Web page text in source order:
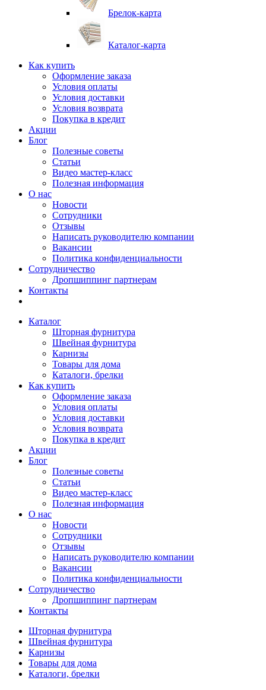
Брелок-карта
Каталог-карта
Как купить
Оформление заказа
Условия оплаты
Условия доставки
Условия возврата
Покупка в кредит
Акции
Блог
Полезные советы
Статьи
Видео мастер-класс
Полезная информация
О нас
Новости
Сотрудники
Отзывы
Написать руководителю компании
Вакансии
Политика конфиденциальности
Сотрудничество
Дропшиппинг партнерам
Контакты
Каталог
Шторная фурнитура
Швейная фурнитура
Карнизы
Товары для дома
Каталоги, брелки
Как купить
Оформление заказа
Условия оплаты
Условия доставки
Условия возврата
Покупка в кредит
Акции
Блог
Полезные советы
Статьи
Видео мастер-класс
Полезная информация
О нас
Новости
Сотрудники
Отзывы
Написать руководителю компании
Вакансии
Политика конфиденциальности
Сотрудничество
Дропшиппинг партнерам
Контакты
Шторная фурнитура
Швейная фурнитура
Карнизы
Товары для дома
Каталоги, брелки